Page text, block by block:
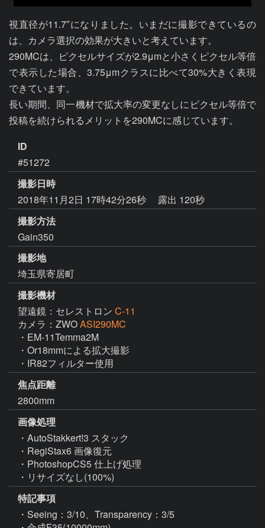
視直径が11.7″になりました。いまだに撮影できているの
は、カメラ選択の効果が大きいと考えています。
290MCは、ピクセルサイズが2.9μmと小さくピクセル等倍
で表示した場合、3.75μmクラスに比べて30%大きく表現
できています。
長い期間、同一機材で拡大率の変更なしにピクセル等倍で
投稿を続けられるメリットを290MCに感じています。
ID
#51272
撮影日時
2018年11月2日 17時42分26秒
露出 120秒
撮影方法
Gain350
撮影地
埼玉県寄居町
撮影機材
望遠鏡：セレストロン C-11
カメラ：ZWOASI290MC
・EM-11Temma2M
・Or18mmによる拡大撮影
・IR82フィルター使用
焦点距離
2800mm
画像処理
・AutoStakkert!3 スタック
・RegiStax6 画像復元
・PhotoshopCS5 仕上げ処理
・リサイズなし(100%)
特記事項
・Seeing：3/10、Transparency：3/5